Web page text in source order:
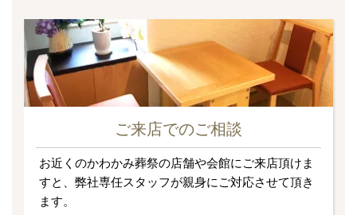
ご来店でのご相談
お近くのかわかみ葬祭の店舗や会館にご来店頂けま
すと、弊社専任スタッフが親身にご対応させて頂き
ます。